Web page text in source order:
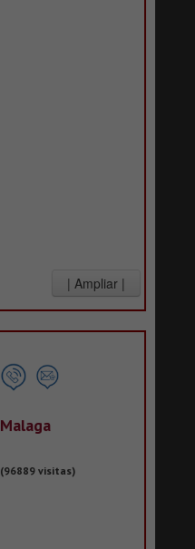
Malaga
(96889 visitas)